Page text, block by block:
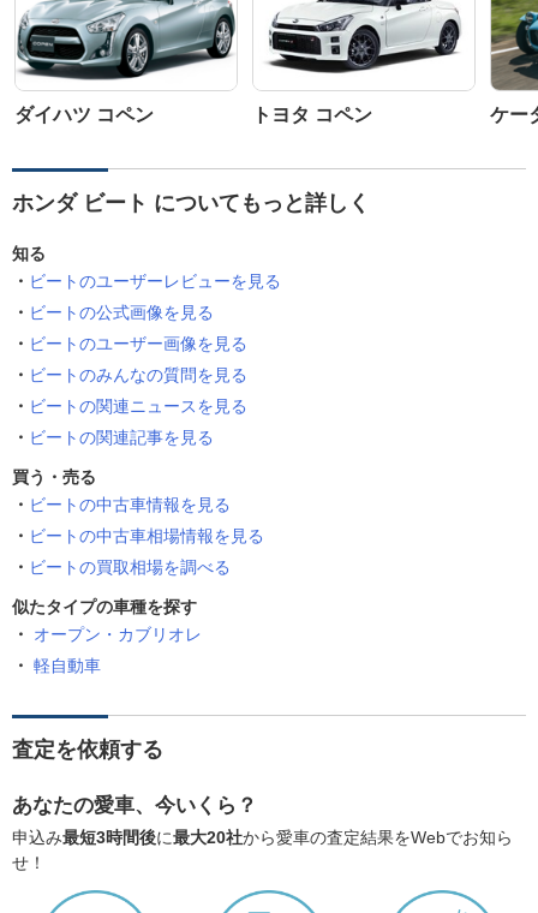
ダイハツ コペン トヨタ コペン ケー
ホンダ ビート についてもっと詳しく
知る
ビートのユーザーレビューを見る
ビートの公式画像を見る
ビートのユーザー画像を見る
ビートのみんなの質問を見る
ビートの関連ニュースを見る
ビートの関連記事を見る
買う・売る
ビートの中古車情報を見る
ビートの中古車相場情報を見る
ビートの買取相場を調べる
似たタイプの車種を探す
オープン・カブリオレ
軽自動車
査定を依頼する
あなたの愛車、今いくら？
申込み最短3時間後に最大20社から愛車の査定結果をWebでお知ら
せ！